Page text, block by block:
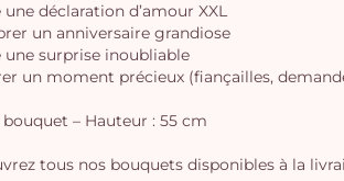
une déclaration d’amour XXL
un anniversaire grandiose
une surprise inoubliable
un moment précieux (fiançailles,
bouquet – Hauteur : 55 cm
tous nos bouquets disponibles à la